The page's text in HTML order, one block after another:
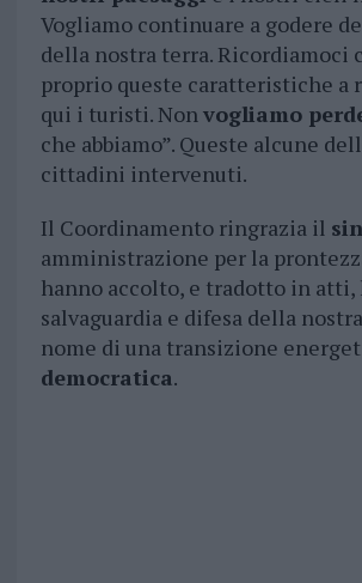
Vogliamo continuare a godere
della nostra terra. Ricordiamoci
proprio queste caratteristiche a
qui i turisti. Nonvogliamo
che abbiamo”. Queste alcune
cittadini intervenuti.
Il Coordinamento ringrazia il
amministrazione per la
hanno accolto, e tradotto in atti,
salvaguardia e difesa della
nome di una transizione
democratica.